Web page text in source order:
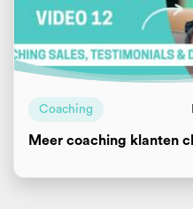
Coaching
Meer coaching klanten